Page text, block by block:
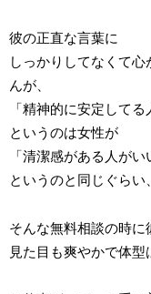
彼の正直な言葉に
しっかりしてなくて
んが、
「精神的に安定してる
というのは女性が
「清潔感がある人がい
というのと同じぐらい
そんな無料相談の時
見た目も爽やかで体